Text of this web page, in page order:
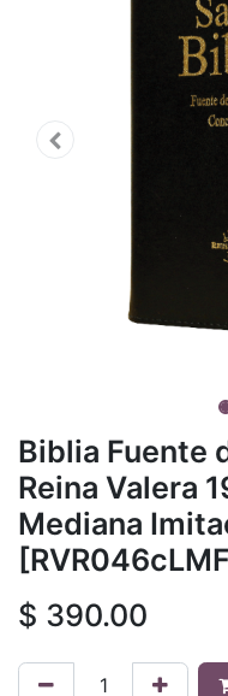
Biblia Fuente
Reina Valera
Mediana
$ 390.00